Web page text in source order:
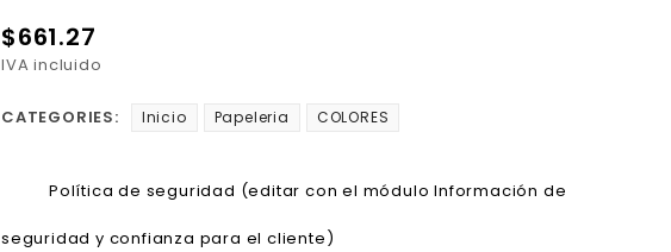
$661.27
IVA incluido
CATEGORIES: Inicio Papeleria COLORES
Política de seguridad (editar con el módulo Información de
seguridad y confianza para el cliente)